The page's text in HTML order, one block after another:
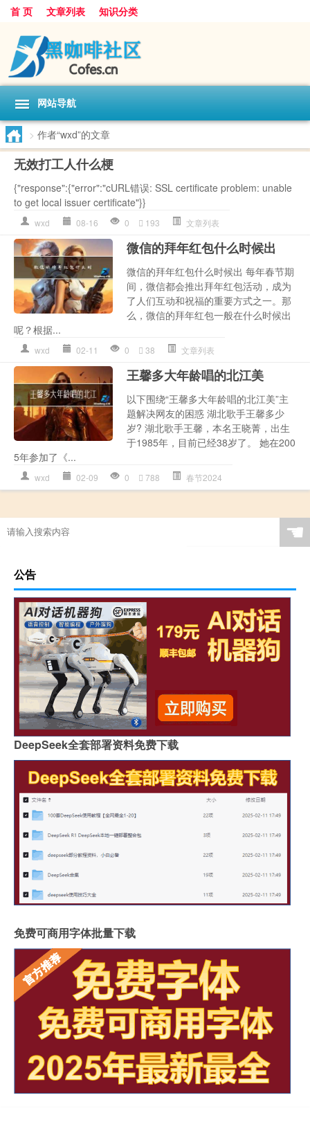
首 页 文章列表 知识分类
网站导航
> 作者“wxd”的文章
无效打工人什么梗
{"response":{"error":"cURL错误: SSL certificate problem: unable
to get local issuer certificate"}}
wxd 08-16 0 193 文章列表
微信的拜年红包什么时候出
微信的拜年红包什么时候出 每年春节期
间，微信都会推出拜年红包活动，成为
了人们互动和祝福的重要方式之一。那
么，微信的拜年红包一般在什么时候出
呢？根据...
wxd 02-11 0 38 文章列表
王馨多大年龄唱的北江美
以下围绕“王馨多大年龄唱的北江美”主
题解决网友的困惑 湖北歌手王馨多少
岁? 湖北歌手王馨，本名王晓菁，出生
于1985年，目前已经38岁了。 她在200
5年参加了《...
wxd 02-09 0 788 春节2024
☚
公告
DeepSeek全套部署资料免费下载
免费可商用字体批量下载